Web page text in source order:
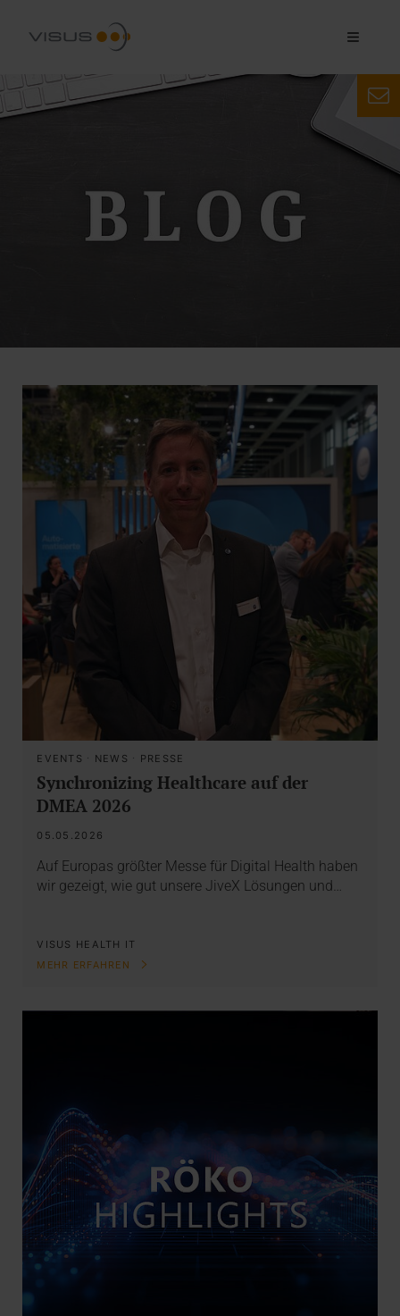
EVENTS · NEWS · PRESSE
Synchronizing Healthcare auf der
DMEA 2026
05.05.2026
Auf Europas größter Messe für Digital Health haben
wir gezeigt, wie gut unsere JiveX Lösungen und…
VISUS HEALTH IT
MEHR ERFAHREN